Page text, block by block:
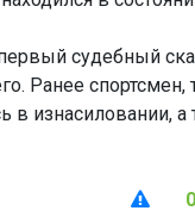
судебный
Ранее спортсмен,
в изнасиловании,
0